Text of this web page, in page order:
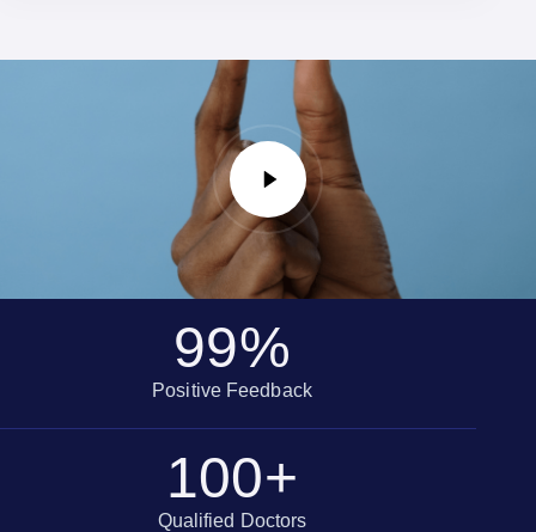
Positive Feedback
99%
Qualified Doctors
100+